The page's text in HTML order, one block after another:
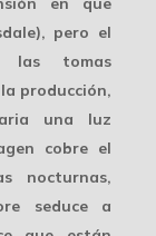
pero el
las tomas
producción,
una luz
cobre el
nocturnas,
seduce a